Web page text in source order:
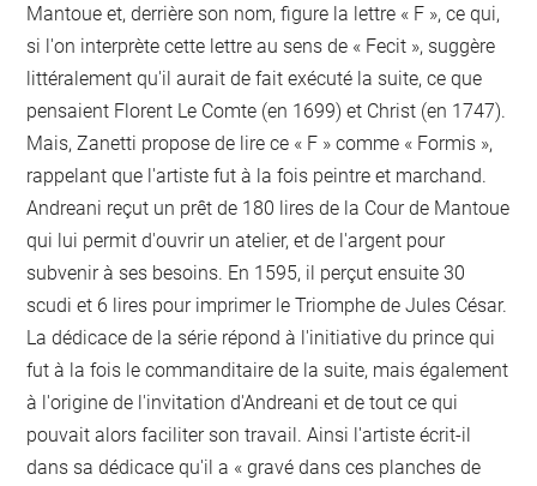
Mantoue et, derrière son nom, figure la lettre « F », ce qui,
si l'on interprète cette lettre au sens de « Fecit », suggère
littéralement qu'il aurait de fait exécuté la suite, ce que
pensaient Florent Le Comte (en 1699) et Christ (en 1747).
Mais, Zanetti propose de lire ce « F » comme « Formis »,
rappelant que l'artiste fut à la fois peintre et marchand.
Andreani reçut un prêt de 180 lires de la Cour de Mantoue
qui lui permit d'ouvrir un atelier, et de l'argent pour
subvenir à ses besoins. En 1595, il perçut ensuite 30
scudi et 6 lires pour imprimer le Triomphe de Jules César.
La dédicace de la série répond à l'initiative du prince qui
fut à la fois le commanditaire de la suite, mais également
à l'origine de l'invitation d'Andreani et de tout ce qui
pouvait alors faciliter son travail. Ainsi l'artiste écrit-il
dans sa dédicace qu'il a « gravé dans ces planches de